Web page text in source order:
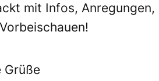
mit Infos,
Grüße